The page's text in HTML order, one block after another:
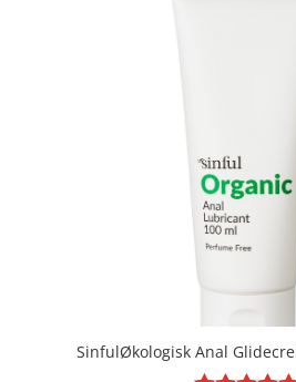
SinfulØkologisk Anal